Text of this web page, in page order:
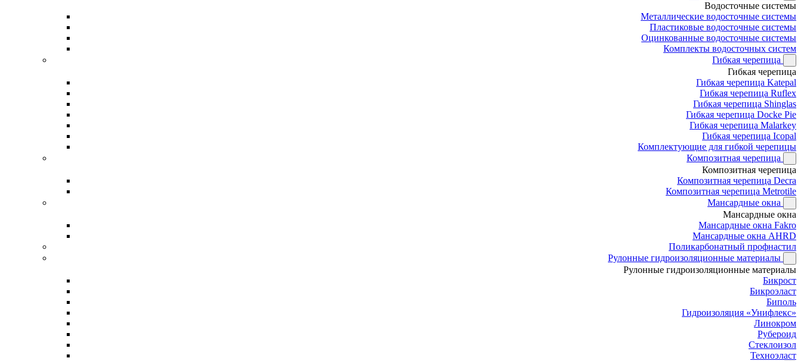
Водосточные системы
Металлические водосточные системы
Пластиковые водосточные системы
Оцинкованные водосточные системы
Комплекты водосточных систем
Гибкая черепица
Гибкая черепица
Гибкая черепица Katepal
Гибкая черепица Ruflex
Гибкая черепица Shinglas
Гибкая черепица Docke Pie
Гибкая черепица Malarkey
Гибкая черепица Icopal
Комплектующие для гибкой черепицы
Композитная черепица
Композитная черепица
Композитная черепица Decra
Композитная черепица Metrotile
Мансардные окна
Мансардные окна
Мансардные окна Fakro
Мансардные окна AHRD
Поликарбонатный профнастил
Рулонные гидроизоляционные материалы
Рулонные гидроизоляционные материалы
Бикрост
Бикроэласт
Биполь
Гидроизоляция «Унифлекс»
Линокром
Рубероид
Стеклоизол
Техноэласт